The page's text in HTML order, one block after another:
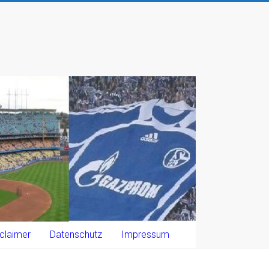
Datenschutz Impressum